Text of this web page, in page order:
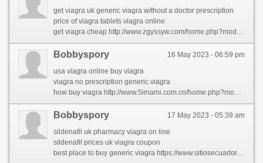
get viagra uk generic viagra without a doctor prescription
price of viagra tablets viagra online
get viagra cheap http://www.zgyssyw.com/home.php?mod=space&uid=2431342&do=profile
16 May 2023 - 06:59 pm
Bobbyspory
usa viagra online buy viagra
viagra no prescription generic viagra
how buy viagra http://www.5imami.com.cn/home.php?mod=space&uid=127274&do=profile
17 May 2023 - 05:39 am
Bobbyspory
sildenafil uk pharmacy viagra on line
sildenafil prices uk viagra coupon
best place to buy generic viagra https://www.sitiosecuador.com/author/quentinofe/